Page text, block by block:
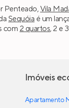
Penteado,Vila
Sequóia é um
com 2 quartos, 2 e
Imóveis
Apartamento